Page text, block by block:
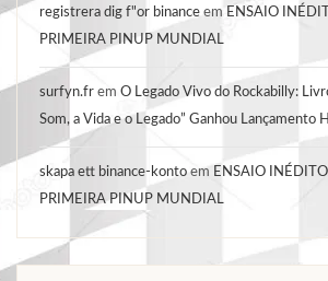
registrera dig f"or binance em ENSAIO
PRIMEIRA PINUP MUNDIAL
surfyn.fr em O Legado Vivo do Rockabilly:
Som, a Vida e o Legado” Ganhou Lançamento
skapa ett binance-konto em ENSAIO
PRIMEIRA PINUP MUNDIAL